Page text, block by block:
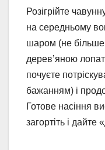
Розігрійте
на середньому
шаром (не більше
дерев’яною
почуєте
бажанням) і
Готове насіння
загортіть і дайте